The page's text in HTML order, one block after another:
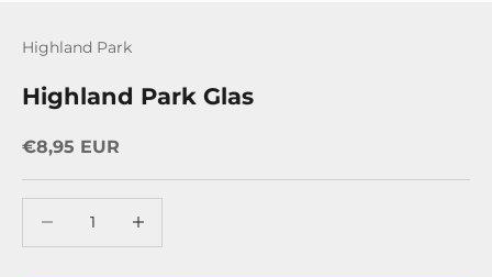
Highland Park
Highland Park Glas
Angebot
€8,95 EUR